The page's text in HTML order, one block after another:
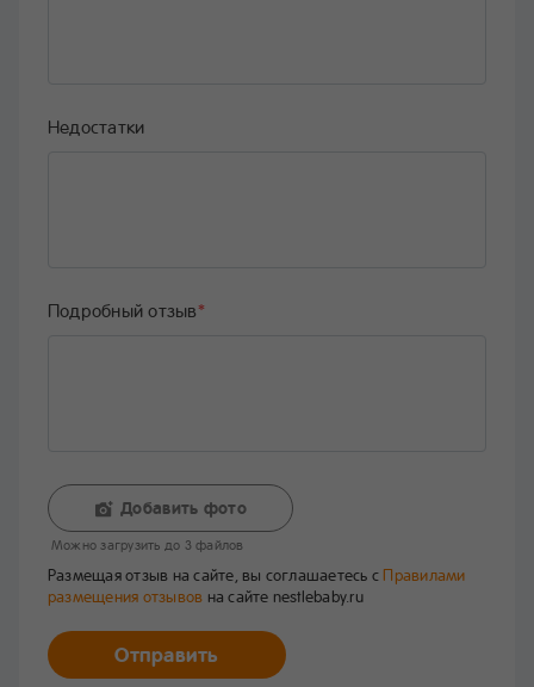
Недостатки
Подробный отзыв*
Добавить фото
Mожно загрузить до 3 файлов
Размещая отзыв на сайте, вы соглашаетесь с Правилами
размещения отзывов на сайте nestlebaby.ru
Отправить